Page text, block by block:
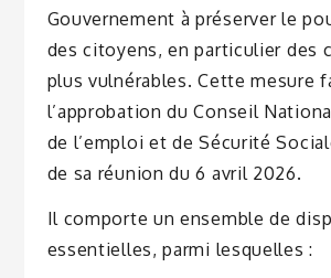
Gouvernement à préserver le
des citoyens, en particulier des
plus vulnérables. Cette mesure
l’approbation du Conseil
de l’emploi et de Sécurité
de sa réunion du 6 avril 2026.
Il comporte un ensemble de
essentielles, parmi lesquelles :